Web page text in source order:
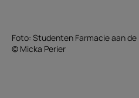
Foto: Studenten Farmacie aan
© Micka Perier